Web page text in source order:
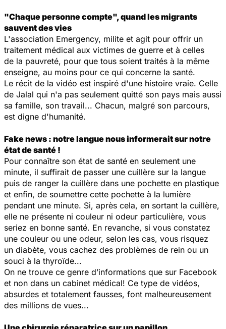
"Chaque personne compte", quand les migrants
sauvent des vies
L'association Emergency, milite et agit pour offrir un
traitement médical aux victimes de guerre et à celles
de la pauvreté, pour que tous soient traités à la même
enseigne, au moins pour ce qui concerne la santé.
Le récit de la vidéo est inspiré d'une histoire vraie. Celle
de Jalal qui n'a pas seulement quitté son pays mais aussi
sa famille, son travail... Chacun, malgré son parcours,
est digne d'humanité.
Fake news : notre langue nous informerait sur notre
état de santé !
Pour connaître son état de santé en seulement une
minute, il suffirait de passer une cuillère sur la langue
puis de ranger la cuillère dans une pochette en plastique
et enfin, de soumettre cette pochette à la lumière
pendant une minute. Si, après cela, en sortant la cuillère,
elle ne présente ni couleur ni odeur particulière, vous
seriez en bonne santé. En revanche, si vous constatez
une couleur ou une odeur, selon les cas, vous risquez
un diabète, vous cachez des problèmes de rein ou un
souci à la thyroïde...
On ne trouve ce genre d’informations que sur Facebook
et non dans un cabinet médical! Ce type de vidéos,
absurdes et totalement fausses, font malheureusement
des millions de vues...